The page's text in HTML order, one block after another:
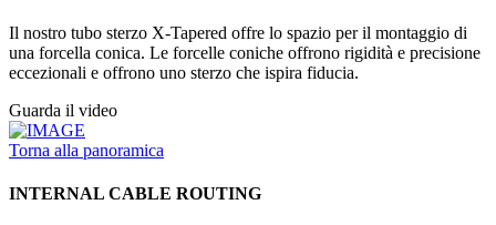
Il nostro tubo sterzo X-Tapered offre lo spazio per il montaggio di
una forcella conica. Le forcelle coniche offrono rigidità e precisione
eccezionali e offrono uno sterzo che ispira fiducia.
Guarda il video
Torna alla panoramica
INTERNAL CABLE ROUTING